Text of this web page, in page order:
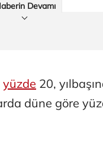
Devamı
yüzde 20,
düne göre